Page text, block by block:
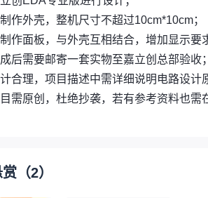
作外壳，整机尺寸不超过10cm*10cm；
作面板，与外壳互相结合，增加显示要
后需要邮寄一套实物至嘉立创总部验收；
合理，项目描述中需详细说明电路设计
需原创，杜绝抄袭，若有参考资料也需
（2）